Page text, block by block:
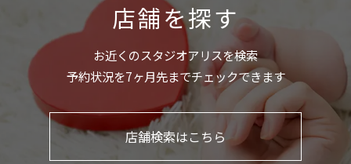
店舗を探す
お近くのスタジオアリスを検索
予約状況を7ヶ月先までチェックできます
店舗検索はこちら